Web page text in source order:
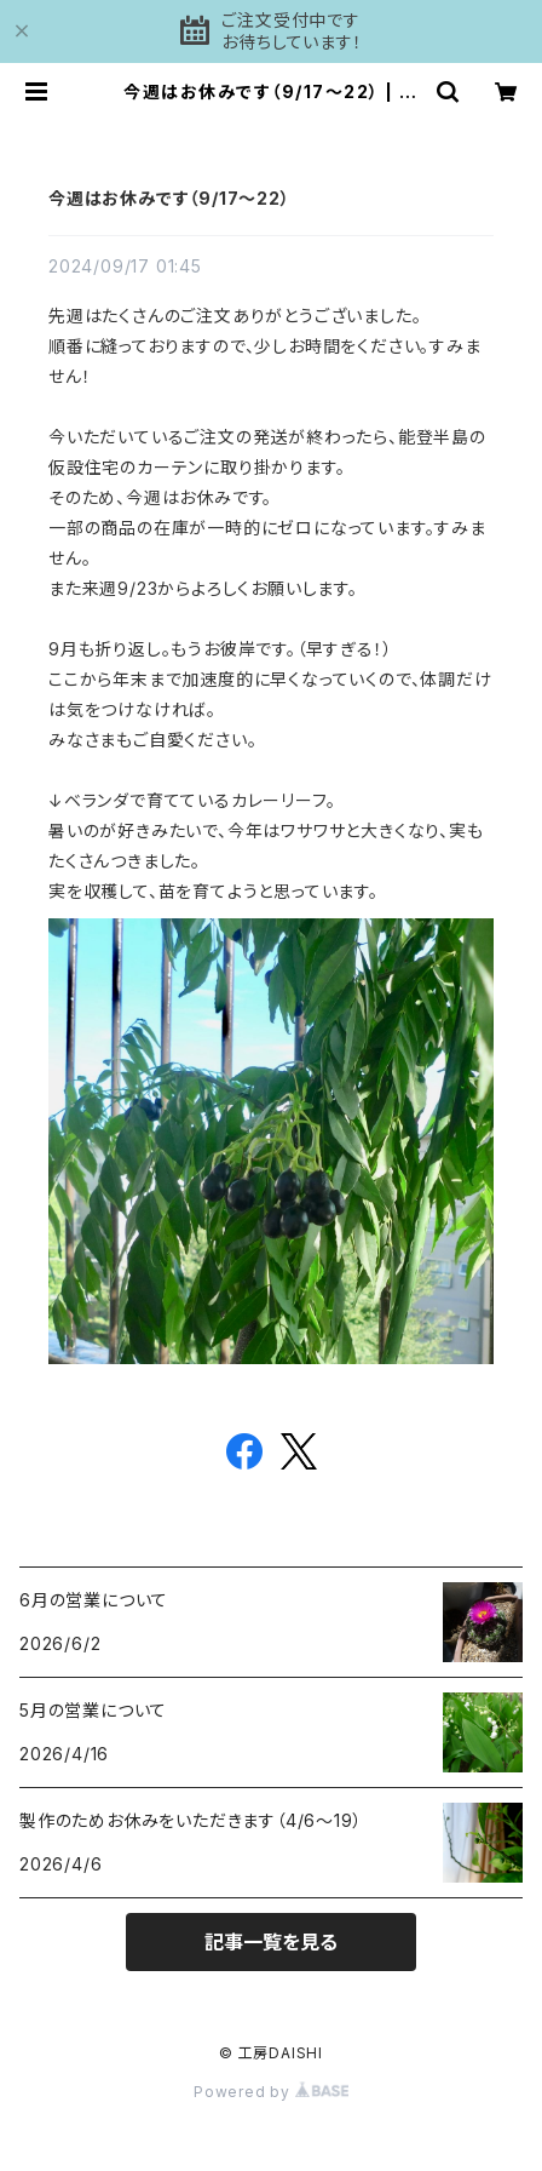
ご注文受付中です
お待ちしています！
今週はお休みです（9/17〜22） | 工
今週はお休みです（9/17〜22）
2024/09/17 01:45
先週はたくさんのご注文ありがとうございました。
順番に縫っておりますので、少しお時間をください。すみま
せん！
今いただいているご注文の発送が終わったら、能登半島の
仮設住宅のカーテンに取り掛かります。
そのため、今週はお休みです。
一部の商品の在庫が一時的にゼロになっています。すみま
せん。
また来週9/23からよろしくお願いします。
9月も折り返し。もうお彼岸です。（早すぎる！）
ここから年末まで加速度的に早くなっていくので、体調だけ
は気をつけなければ。
みなさまもご自愛ください。
↓ベランダで育てているカレーリーフ。
暑いのが好きみたいで、今年はワサワサと大きくなり、実も
たくさんつきました。
実を収穫して、苗を育てようと思っています。
6月の営業について
2026/6/2
5月の営業について
2026/4/16
製作のためお休みをいただきます（4/6〜19）
2026/4/6
記事一覧を見る
© 工房DAISHI
Powered by